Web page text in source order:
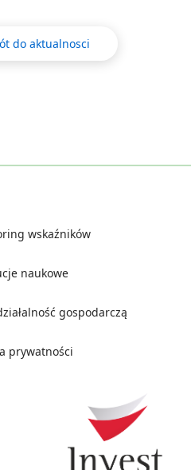
do aktualnosci
wskaźników
naukowe
gospodarczą
prywatności